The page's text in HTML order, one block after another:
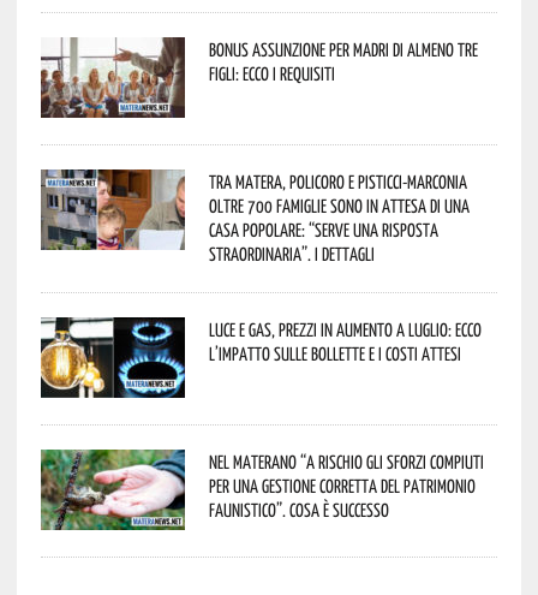
Bonus assunzione per madri di almeno tre
figli: ecco i requisiti
Tra Matera, Policoro e Pisticci-Marconia
oltre 700 famiglie sono in attesa di una
casa popolare: “serve una risposta
straordinaria”. I dettagli
Luce e gas, prezzi in aumento a luglio: ecco
l’impatto sulle bollette e i costi attesi
Nel materano “a rischio gli sforzi compiuti
per una gestione corretta del patrimonio
faunistico”. Cosa è successo